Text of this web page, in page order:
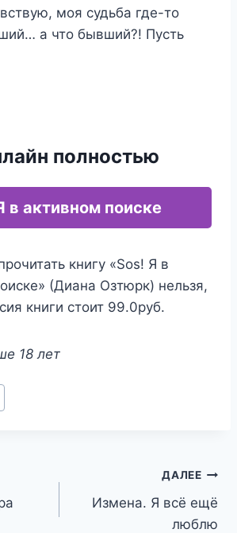
моя судьба где-то
а что бывший?! Пусть
полностью
в активном поиске
книгу «Sos! Я в
(Диана Озтюрк) нельзя,
книги стоит 99.0руб.
18 лет
ДАЛЕЕ
Измена. Я всё ещё
люблю